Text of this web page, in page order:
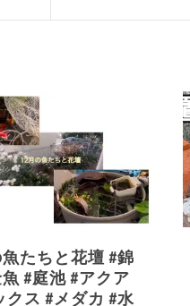
魚たちと花壇 #錦
#庭池 #アクア
クス #メダカ #水